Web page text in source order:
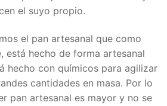
el suyo propio.
el pan artesanal que como
está hecho de forma artesanal
hecho con químicos para agilizar
cantidades en masa. Por lo
pan artesanal es mayor y no se